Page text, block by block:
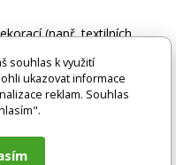
(např. textilních
zboží dodáváno v
zboží. Fotografie mohou
odpovídat skutečnosti
do el. podoby. V
centrum
souhlas k využití
ukazovat informace
reklam. Souhlas